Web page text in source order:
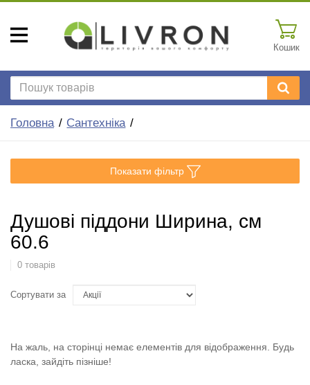
Кошик
Головна Сантехніка
Показати фільтр
Душові піддони Ширина, см
60.6
0 товарів
Сортувати за
На жаль, на сторінці немає елементів для відображення. Будь
ласка, зайдіть пізніше!